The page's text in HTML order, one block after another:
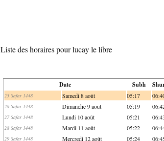
Liste des horaires pour lucay le libre
Date Subh
25 Safar 1448 Samedi 8 août 05:17
26 Safar 1448 Dimanche 9 août 05:19
27 Safar 1448 Lundi 10 août 05:21
28 Safar 1448 Mardi 11 août 05:22
29 Safar 1448 Mercredi 12 août 05:24